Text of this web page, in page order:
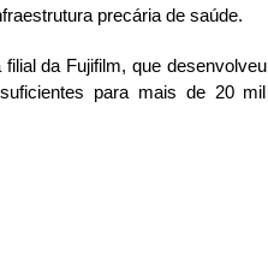
precária de saúde.
da Fujifilm, que desenvolveu
para mais de 20 mil